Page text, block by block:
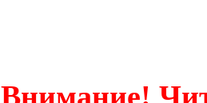
Внимание!